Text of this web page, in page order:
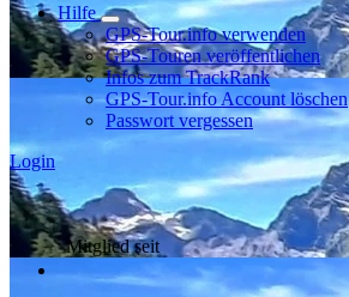
Hilfe
GPS-Tour.info verwenden
GPS-Touren veröffentlichen
Infos zum TrackRank
GPS-Tour.info Account löschen
Passwort vergessen
Login
Mitglied seit